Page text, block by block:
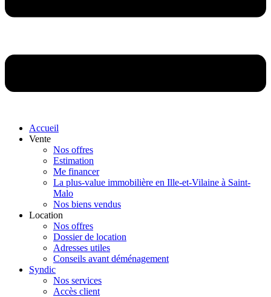
Accueil
Vente
Nos offres
Estimation
Me financer
La plus-value immobilière en Ille-et-Vilaine à Saint-
Malo
Nos biens vendus
Location
Nos offres
Dossier de location
Adresses utiles
Conseils avant déménagement
Syndic
Nos services
Accès client